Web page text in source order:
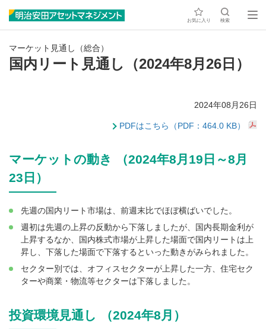
お気に入り 検索
マーケット見通し（総合）
国内リート見通し（2024年8月26日）
2024年08月26日
PDFはこちら（PDF：464.0 KB）
マーケットの動き （2024年8月19日～8月
23日）
先週の国内リート市場は、前週末比でほぼ横ばいでした。
週初は先週の上昇の反動から下落しましたが、国内長期金利が
上昇するなか、国内株式市場が上昇した場面で国内リートは上
昇し、下落した場面で下落するといった動きがみられました。
セクター別では、オフィスセクターが上昇した一方、住宅セク
ターや商業・物流等セクターは下落しました。
投資環境見通し （2024年8月）